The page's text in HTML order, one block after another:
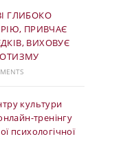
ГЛИБОКО
ПРИВЧАЄ
ВИХОВУЄ
культури
тренінгу
психологічної